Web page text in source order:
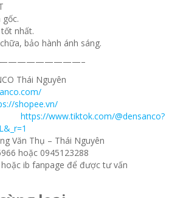
nhất.
bảo hành ánh sáng.
Thái Nguyên
shopee.vn/
https://www.tiktok.com/@densanco?
Văn Thụ – Thái Nguyên
hoặc 0945123288
ib fanpage để được tư vấn